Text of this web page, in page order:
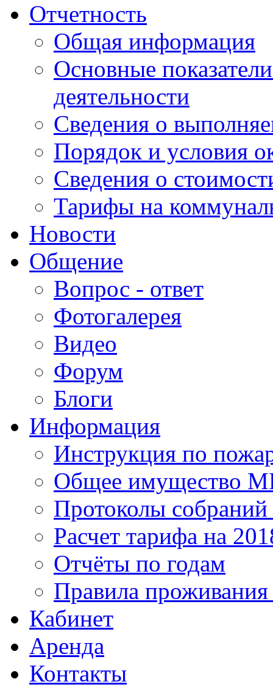
Отчетность
Общая информация
Основные
деятельности
Сведения о
Порядок и условия
Сведения о
Тарифы на
Новости
Общение
Вопрос - ответ
Фотогалерея
Видео
Форум
Блоги
Информация
Инструкция по
Общее имущество
Протоколы
Расчет тарифа на
Отчёты по годам
Правила
Кабинет
Аренда
Контакты